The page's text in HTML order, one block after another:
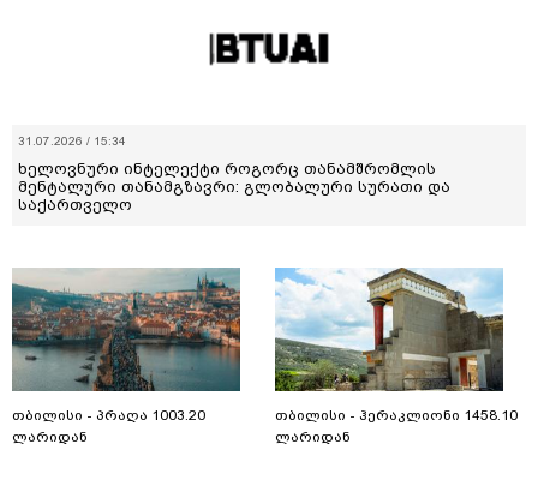
31.07.2026 / 15:34
ხელოვნური ინტელექტი როგორც თანამშრომლის
მენტალური თანამგზავრი: გლობალური სურათი და
საქართველო
თბილისი - პრაღა 1003.20
ლარიდან
თბილისი - ჰერაკლიონი 1458.10
ლარიდან